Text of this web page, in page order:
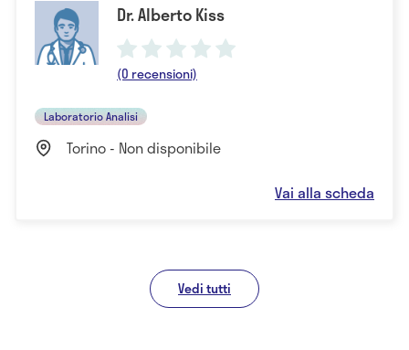
Dr. Alberto Kiss
(0 recensioni)
Laboratorio Analisi
Torino - Non disponibile
Vai alla scheda
Vedi tutti